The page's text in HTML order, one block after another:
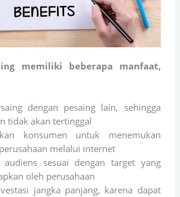
memiliki beberapa manfaat,
dengan pesaing lain, sehingga
tidak akan tertinggal
konsumen untuk menemukan
melalui internet
audiens sesuai dengan target yang
oleh perusahaan
jangka panjang, karena dapat